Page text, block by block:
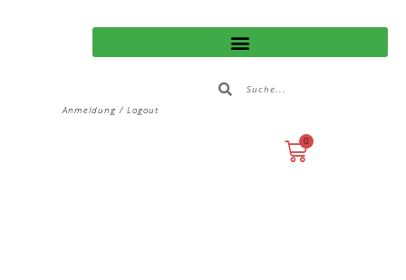
Anmeldung / Logout
0